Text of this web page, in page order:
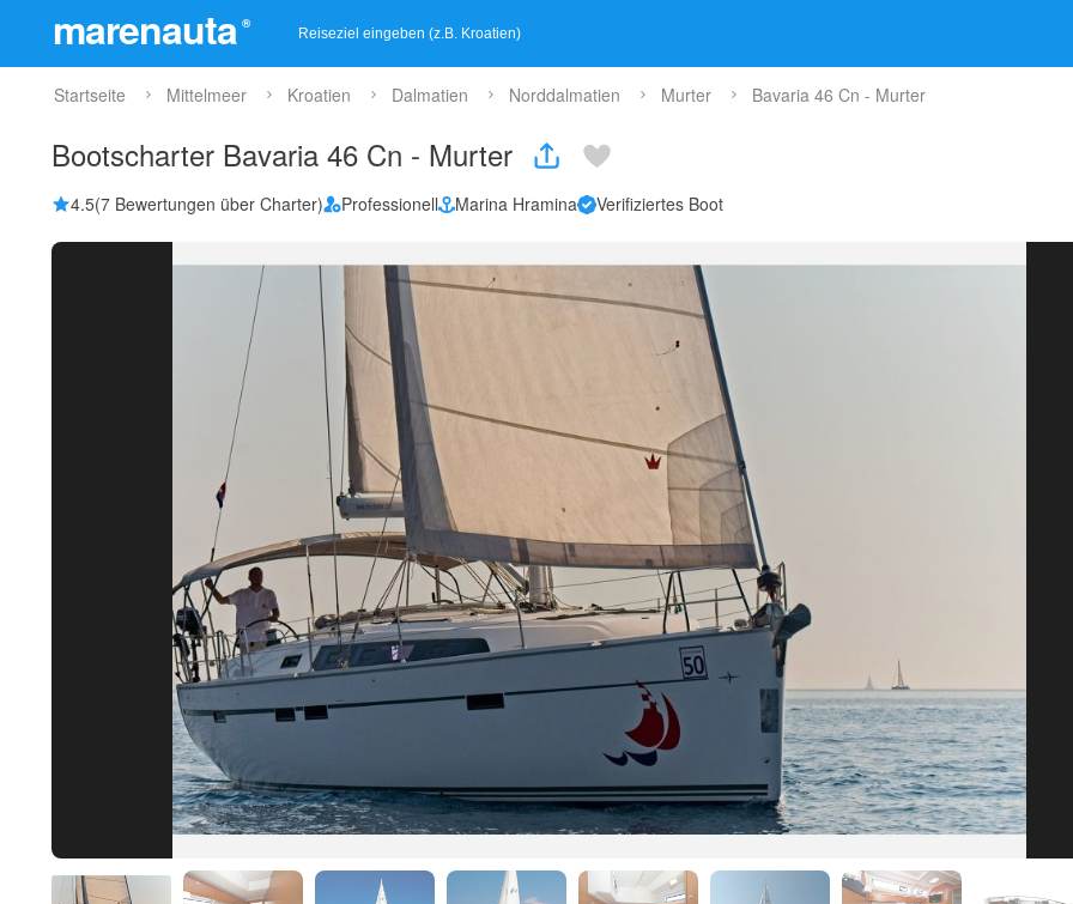
marenauta ®
Startseite Mittelmeer Kroatien Dalmatien Norddalmatien Murter Bavaria 46 Cn - Murter
Bootscharter Bavaria 46 Cn - Murter
4.5(7 Bewertungen über Charter) Professionell Marina Hramina Verifiziertes Boot